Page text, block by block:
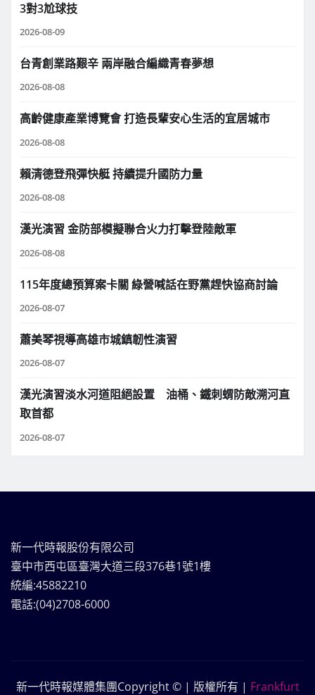
3對3尬球技
2026-08-09
台青創業路艱辛 兩岸融合編織青春夢想
2026-08-08
高齡健康產業博覽會 打造長輩安心生活的宜居城市
2026-08-08
賴清德登飛彈快艇 持續提升國防力量
2026-08-08
漢光演習 金防部模擬聯合火力打擊登陸敵軍
2026-08-08
115年度總預算案卡關 綠營喊話在野黨趕快協商討論
2026-08-07
蕭美琴視導高雄市城鎮韌性演習
2026-08-07
漢光演習淡水河道阻絕設置 油桶、鐵刺蝟防敵溯河直
取首都
2026-08-07
新一代時報股份有限公司
臺中市西屯區臺灣大道三段376巷1號1樓
統編:45882210
電話:(04)2708-6000
新一代時報媒體集團Copyright © | 版權所有 | Frankfurt